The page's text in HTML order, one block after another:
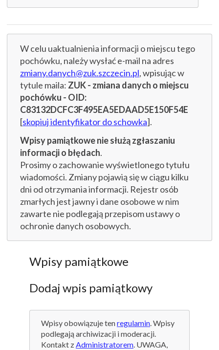
W celu uaktualnienia informacji o miejscu tego
pochówku, należy wysłać e-mail na adres
zmiany.danych@zuk.szczecin.pl, wpisując w
tytule maila: ZUK - zmiana danych o miejscu
pochówku - OID:
C83132DCFC3F495EA5EDAAD5E150F54E
[skopiuj identyfikator do schowka].
Wpisy pamiątkowe nie służą zgłaszaniu
informacji o błędach.
Prosimy o zachowanie wyświetlonego tytułu
wiadomości. Zmiany pojawią się w ciągu kilku
dni od otrzymania informacji. Rejestr osób
zmarłych jest jawny i dane osobowe w nim
zawarte nie podlegają przepisom ustawy o
ochronie danych osobowych.
Wpisy pamiątkowe
Dodaj wpis pamiątkowy
Wpisy obowiązuje tenregulamin. Wpisy
podlegają archiwizacji i moderacji.
Kontakt zAdministratorem. UWAGA,